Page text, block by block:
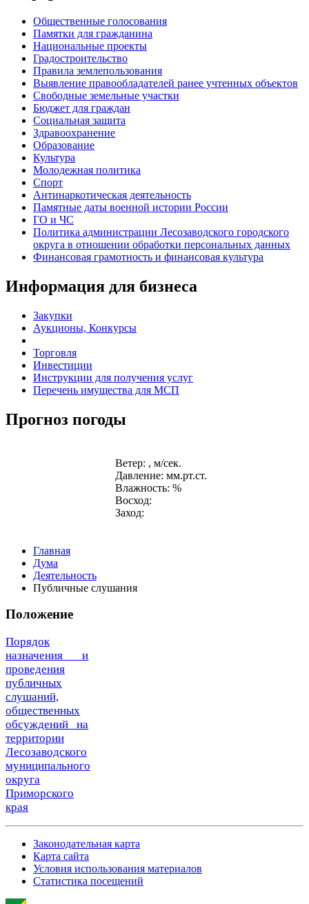
Общественные голосования
Памятки для гражданина
Национальные проекты
Градостроительство
Правила землепользования
Выявление правообладателей ранее учтенных объектов
Свободные земельные участки
Бюджет для граждан
Социальная защита
Здравоохранение
Образование
Культура
Молодежная политика
Спорт
Антинаркотическая деятельность
Памятные даты военной истории России
ГО и ЧС
Политика администрации Лесозаводского городского
округа в отношении обработки персональных данных
Финансовая грамотность и финансовая культура
Информация для бизнеса
Закупки
Аукционы, Конкурсы
Торговля
Инвестиции
Инструкции для получения услуг
Перечень имущества для МСП
Прогноз погоды
Ветер: , м/сек.
Давление: мм.рт.ст.
Влажность: %
Восход:
Заход:
Главная
Дума
Деятельность
Публичные слушания
Положение
Порядок
назначения и
проведения
публичных
слушаний,
общественных
обсуждений на
территории
Лесозаводского
муниципального
округа
Приморского
края
Законодательная карта
Карта сайта
Условия использования материалов
Статистика посещений